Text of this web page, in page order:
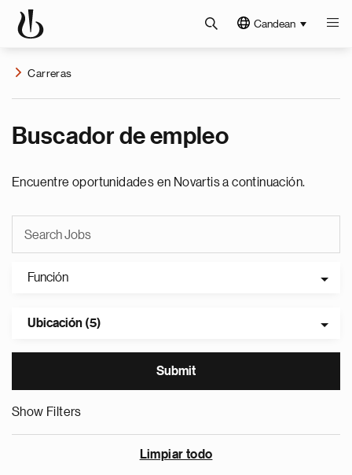
Candean
Carreras
Buscador de empleo
Encuentre oportunidades en Novartis a continuación.
Función
Ubicación (5)
Show Filters
Limpiar todo